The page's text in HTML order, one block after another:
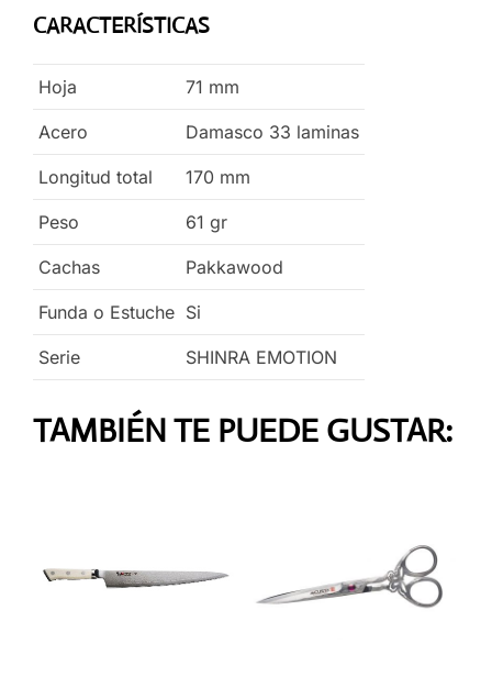
CARACTERÍSTICAS
Hoja 71 mm
Acero Damasco 33 laminas
Longitud total 170 mm
Peso 61 gr
Cachas Pakkawood
Funda o Estuche Si
Serie SHINRA EMOTION
TAMBIÉN TE PUEDE GUSTAR: